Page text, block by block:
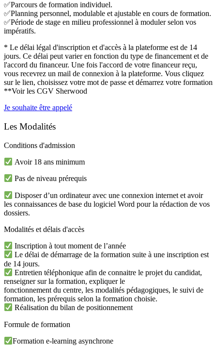
✅Parcours de formation individuel.
✅Planning personnel, modulable et ajustable en cours de formation.
✅Période de stage en milieu professionnel à moduler selon vos
impératifs.
* Le délai légal d'inscription et d'accès à la plateforme est de 14
jours. Ce délai peut varier en fonction du type de financement et de
l'accord du financeur. Une fois l'accord de votre financeur reçu,
vous recevrez un mail de connexion à la plateforme. Vous cliquez
sur le lien, choisissez votre mot de passe et démarrez votre formation
**Voir les CGV Sherwood
Je souhaite être appelé
Les Modalités
Conditions d'admission
Avoir 18 ans minimum
Pas de niveau prérequis
Disposer d’un ordinateur avec une connexion internet et avoir
les connaissances de base du logiciel Word pour la rédaction de vos
dossiers.
Modalités et délais d'accès
Inscription à tout moment de l’année
Le délai de démarrage de la formation suite à une inscription est
de 14 jours.
Entretien téléphonique afin de connaitre le projet du candidat,
renseigner sur la formation, expliquer le
fonctionnement du centre, les modalités pédagogiques, le suivi de
formation, les prérequis selon la formation choisie.
Réalisation du bilan de positionnement
Formule de formation
Formation e-learning asynchrone